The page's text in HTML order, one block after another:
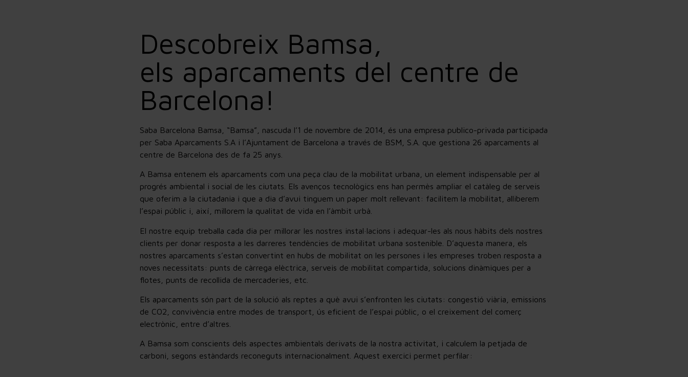
Descobreix Bamsa,
els aparcaments del centre de
Barcelona!
Saba Barcelona Bamsa, “Bamsa”, nascuda l’1 de novembre de 2014, és una empresa publico-privada participada
per Saba Aparcaments S.A i l’Ajuntament de Barcelona a través de BSM, S.A. que gestiona 26 aparcaments al
centre de Barcelona des de fa 25 anys.
A Bamsa entenem els aparcaments com una peça clau de la mobilitat urbana, un element indispensable per al
progrés ambiental i social de les ciutats. Els avenços tecnològics ens han permès ampliar el catàleg de serveis
que oferim a la ciutadania i que a dia d’avui tinguem un paper molt rellevant: facilitem la mobilitat, alliberem
l’espai públic i, així, millorem la qualitat de vida en l’àmbit urbà.
El nostre equip treballa cada dia per millorar les nostres instal·lacions i adequar-les als nous hàbits dels nostres
clients per donar resposta a les darreres tendències de mobilitat urbana sostenible. D’aquesta manera, els
nostres aparcaments s’estan convertint en hubs de mobilitat on les persones i les empreses troben resposta a
noves necessitats: punts de càrrega elèctrica, serveis de mobilitat compartida, solucions dinàmiques per a
flotes, punts de recollida de mercaderies, etc.
Els aparcaments són part de la solució als reptes a què avui s’enfronten les ciutats: congestió viària, emissions
de CO2, convivència entre modes de transport, ús eficient de l’espai públic, o el creixement del comerç
electrònic, entre d’altres.
A Bamsa som conscients dels aspectes ambientals derivats de la nostra activitat, i calculem la petjada de
carboni, segons estàndards reconeguts internacionalment. Aquest exercici permet perfilar: